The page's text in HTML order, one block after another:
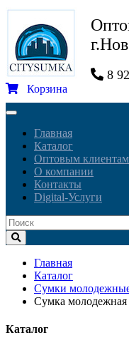
8
Корзина
Toggle
navigationГлавная
Каталог
Оптовым клиентам
О компании
Контакты
Digital-Услуги
Главная
Каталог
Сумки
Сумка молодежная
Каталог